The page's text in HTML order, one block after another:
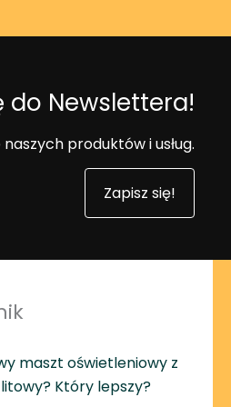
do Newslettera!
produktów i usług.
Zapisz się!
maszt oświetleniowy z
Który lepszy?